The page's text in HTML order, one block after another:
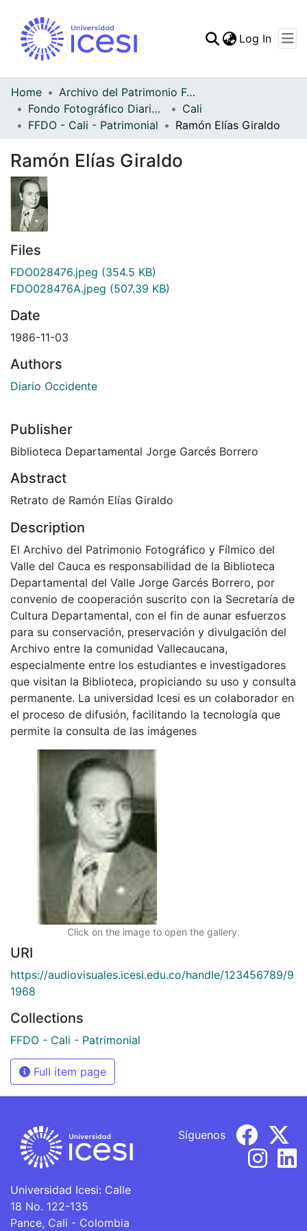
Statistics
Log In
Home
Archivo del Patrimonio Fotográfico y Fílmico del Valle del Cauca
Fondo Fotográfico Diario Occidente
Cali
FFDO - Cali - Patrimonial
Ramón Elías Giraldo
Ramón Elías Giraldo
Files
FDO028476.jpeg (354.5 KB)
FDO028476A.jpeg (507.39 KB)
Date
1986-11-03
Authors
Diario Occidente
Publisher
Biblioteca Departamental Jorge Garcés Borrero
Abstract
Retrato de Ramón Elías Giraldo
Description
El Archivo del Patrimonio Fotográfico y Fílmico del
Valle del Cauca es responsabilidad de la Biblioteca
Departamental del Valle Jorge Garcés Borrero, por
convenio de cooperación suscrito con la Secretaría de
Cultura Departamental, con el fin de aunar esfuerzos
para su conservación, preservación y divulgación del
Archivo entre la comunidad Vallecaucana,
especialmente entre los estudiantes e investigadores
que visitan la Biblioteca, propiciando su uso y consulta
permanente. La universidad Icesi es un colaborador en
el proceso de difusión, facilitando la tecnología que
permite la consulta de las imágenes
Click on the image to open the gallery.
URI
https://audiovisuales.icesi.edu.co/handle/123456789/9
1968
Collections
FFDO - Cali - Patrimonial
Full item page
Universidad Icesi: Calle
18 No. 122-135
Pance, Cali - Colombia
Síguenos